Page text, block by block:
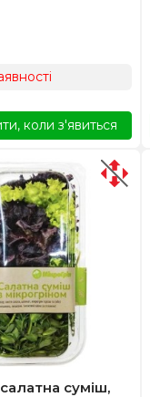
коли з'явиться
суміш,